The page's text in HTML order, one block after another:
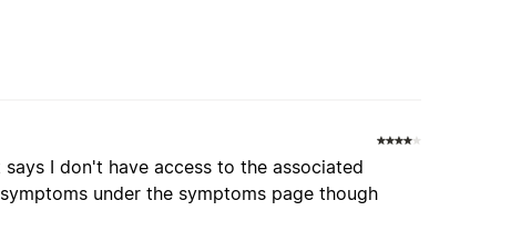
I don't have access to the associated
under the symptoms page though